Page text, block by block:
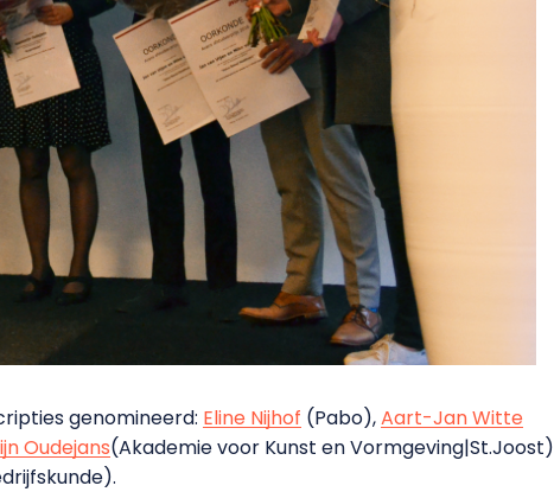
genomineerd: Eline Nijhof (Pabo),Aart-Jan Witte
Oudejans(Akademie voor Kunst en Vormgeving|St.Joost)